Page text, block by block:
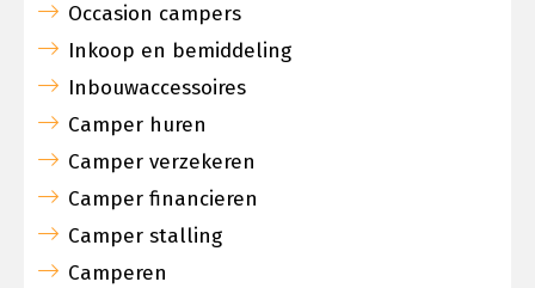
Occasion campers
Inkoop en bemiddeling
Inbouwaccessoires
Camper huren
Camper verzekeren
Camper financieren
Camper stalling
Camperen